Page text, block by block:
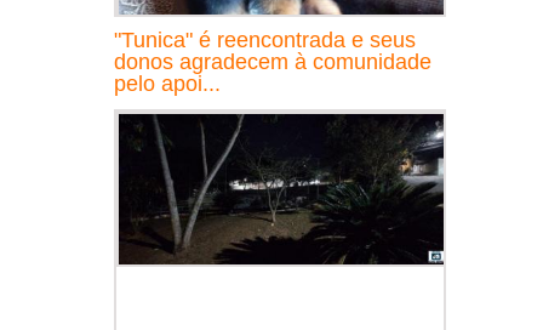
"Tunica" é reencontrada e seus
donos agradecem à comunidade
pelo apoi...